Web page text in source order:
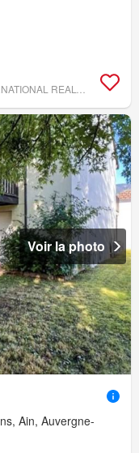
Voir la photo
Ain, Auvergne-